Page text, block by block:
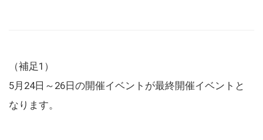
（補足1）
5月24日～26日の開催イベントが最終開催イベントと
なります。